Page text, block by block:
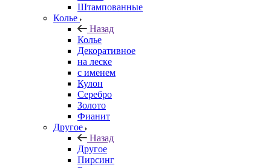
Штампованные
Колье
Назад
Колье
Декоративное
на леске
с именем
Кулон
Серебро
Золото
Фианит
Другое
Назад
Другое
Пирсинг